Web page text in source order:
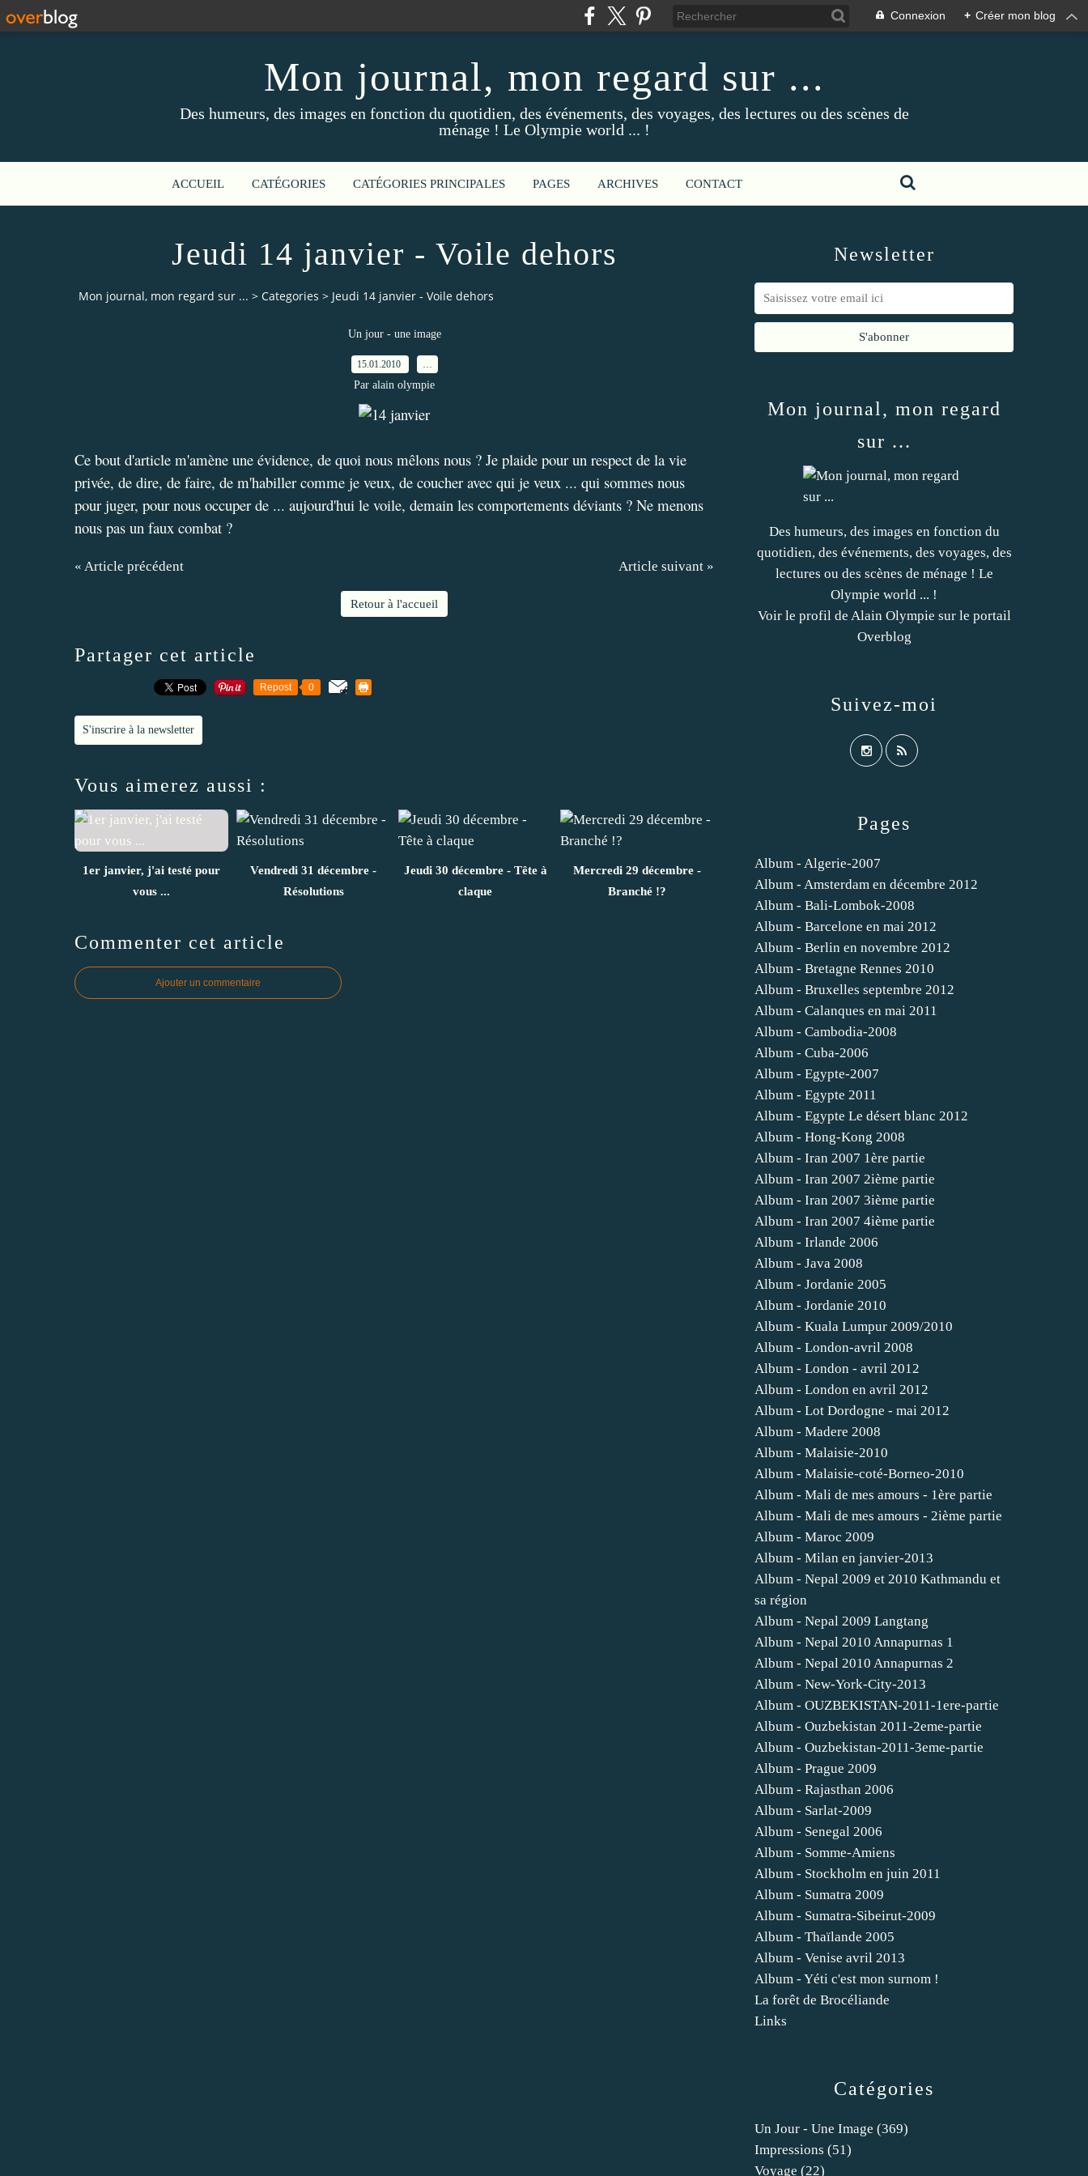
Connexion + Créer mon blog
Mon journal, mon regard sur ...
Des humeurs, des images en fonction du quotidien, des événements, des voyages, des lectures ou des scènes de
ménage ! Le Olympie world ... !
ACCUEIL CATÉGORIES CATÉGORIES PRINCIPALES PAGES ARCHIVES CONTACT
Jeudi 14 janvier - Voile dehors
Mon journal, mon regard sur ... > Categories > Jeudi 14 janvier - Voile dehors
Un jour - une image
15.01.2010
Par alain olympie
Ce bout d'article m'amène une évidence, de quoi nous mêlons nous ? Je plaide pour un respect de la vie
privée, de dire, de faire, de m'habiller comme je veux, de coucher avec qui je veux ... qui sommes nous
pour juger, pour nous occuper de ... aujourd'hui le voile, demain les comportements déviants ? Ne menons
nous pas un faux combat ?
« Article précédent Article suivant »
Retour à l'accueil
Partager cet article
Repost 0
S'inscrire à la newsletter
Vous aimerez aussi :
1er janvier, j'ai testé pour
vous ...
Vendredi 31 décembre -
Résolutions
Jeudi 30 décembre - Tête à
claque
Mercredi 29 décembre -
Branché !?
Commenter cet article
Ajouter un commentaire
Newsletter
Catégories
Un Jour - Une Image (369)
Impressions (51)
Voyage (22)
Pages
Album - Algerie-2007
Album - Amsterdam en décembre 2012
Album - Bali-Lombok-2008
Album - Barcelone en mai 2012
Album - Berlin en novembre 2012
Album - Bretagne Rennes 2010
Album - Bruxelles septembre 2012
Album - Calanques en mai 2011
Album - Cambodia-2008
Album - Cuba-2006
Album - Egypte-2007
Album - Egypte 2011
Album - Egypte Le désert blanc 2012
Album - Hong-Kong 2008
Album - Iran 2007 1ère partie
Album - Iran 2007 2ième partie
Album - Iran 2007 3ième partie
Album - Iran 2007 4ième partie
Album - Irlande 2006
Album - Java 2008
Album - Jordanie 2005
Album - Jordanie 2010
Album - Kuala Lumpur 2009/2010
Album - London-avril 2008
Album - London - avril 2012
Album - London en avril 2012
Album - Lot Dordogne - mai 2012
Album - Madere 2008
Album - Malaisie-2010
Album - Malaisie-coté-Borneo-2010
Album - Mali de mes amours - 1ère partie
Album - Mali de mes amours - 2ième partie
Album - Maroc 2009
Album - Milan en janvier-2013
Album - Nepal 2009 et 2010 Kathmandu et
sa région
Album - Nepal 2009 Langtang
Album - Nepal 2010 Annapurnas 1
Album - Nepal 2010 Annapurnas 2
Album - New-York-City-2013
Album - OUZBEKISTAN-2011-1ere-partie
Album - Ouzbekistan 2011-2eme-partie
Album - Ouzbekistan-2011-3eme-partie
Album - Prague 2009
Album - Rajasthan 2006
Album - Sarlat-2009
Album - Senegal 2006
Album - Somme-Amiens
Album - Stockholm en juin 2011
Album - Sumatra 2009
Album - Sumatra-Sibeirut-2009
Album - Thaïlande 2005
Album - Venise avril 2013
Album - Yéti c'est mon surnom !
La forêt de Brocéliande
Links
Mon journal, mon regard
sur ...
Des humeurs, des images en fonction du
quotidien, des événements, des voyages, des
lectures ou des scènes de ménage ! Le
Olympie world ... !
Voir le profil de Alain Olympie sur le portail
Overblog
Suivez-moi